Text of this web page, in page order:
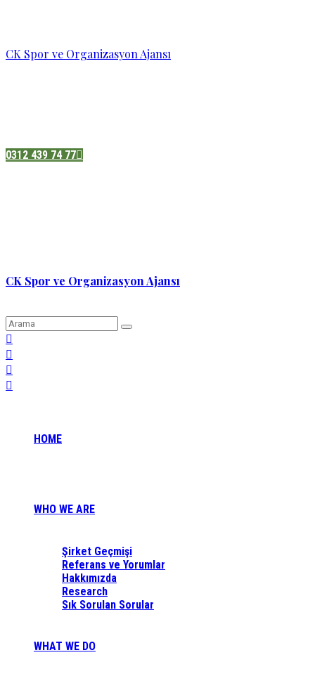
CK Spor ve Organizasyon Ajansı
0312 439 74 77
CK Spor ve Organizasyon Ajansı
HOME
WHO WE ARE
Şirket Geçmişi
Referans ve Yorumlar
Hakkımızda
Research
Sık Sorulan Sorular
WHAT WE DO